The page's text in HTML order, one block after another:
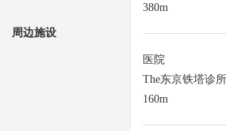
周边施设
380m
医院
The东京铁塔诊所
160m